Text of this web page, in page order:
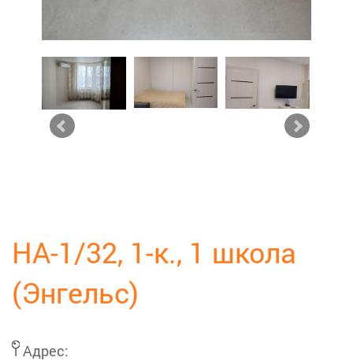
НА-1/32, 1-к., 1 школа
(Энгельс)
Адрес: